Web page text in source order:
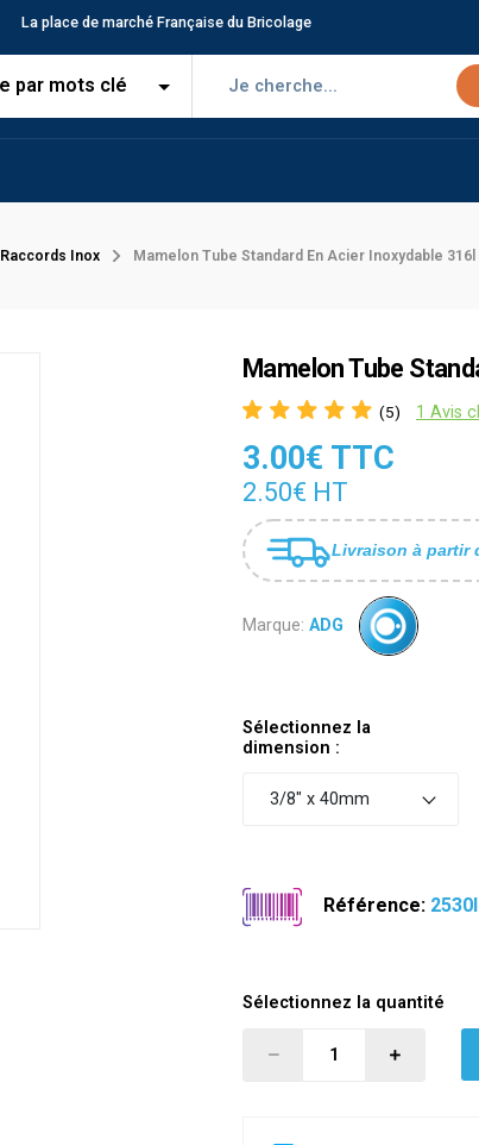
La place de marché Française du Bricolage
Raccords Inox Mamelon Tube Standard En Acier Inoxydable 316l
Mamelon Tube
(5) 1 Avis
3.00€ TTC
2.50€ HT
Livraison à partir
Marque: ADG
Sélectionnez la
dimension :
3/8" x 40mm
Référence:
Sélectionnez la quantité